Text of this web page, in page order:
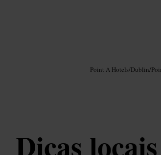
Point A Hotels/Dublin/
Dicas